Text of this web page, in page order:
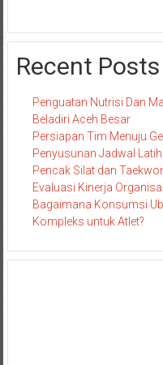
Recent Posts
Penguatan Nutrisi Dan
Beladiri Aceh Besar
Persiapan Tim Menuju
Penyusunan Jadwal
Pencak Silat dan
Evaluasi Kinerja
Bagaimana Konsumsi
Kompleks untuk Atlet?